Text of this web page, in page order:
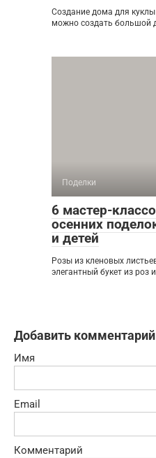
Создание дома для
можно создать большой
Поделки
6 мастер-
осенних
и детей
Розы из кленовых
элегантный букет из роз
Добавить комментарий
Имя
Email
Комментарий